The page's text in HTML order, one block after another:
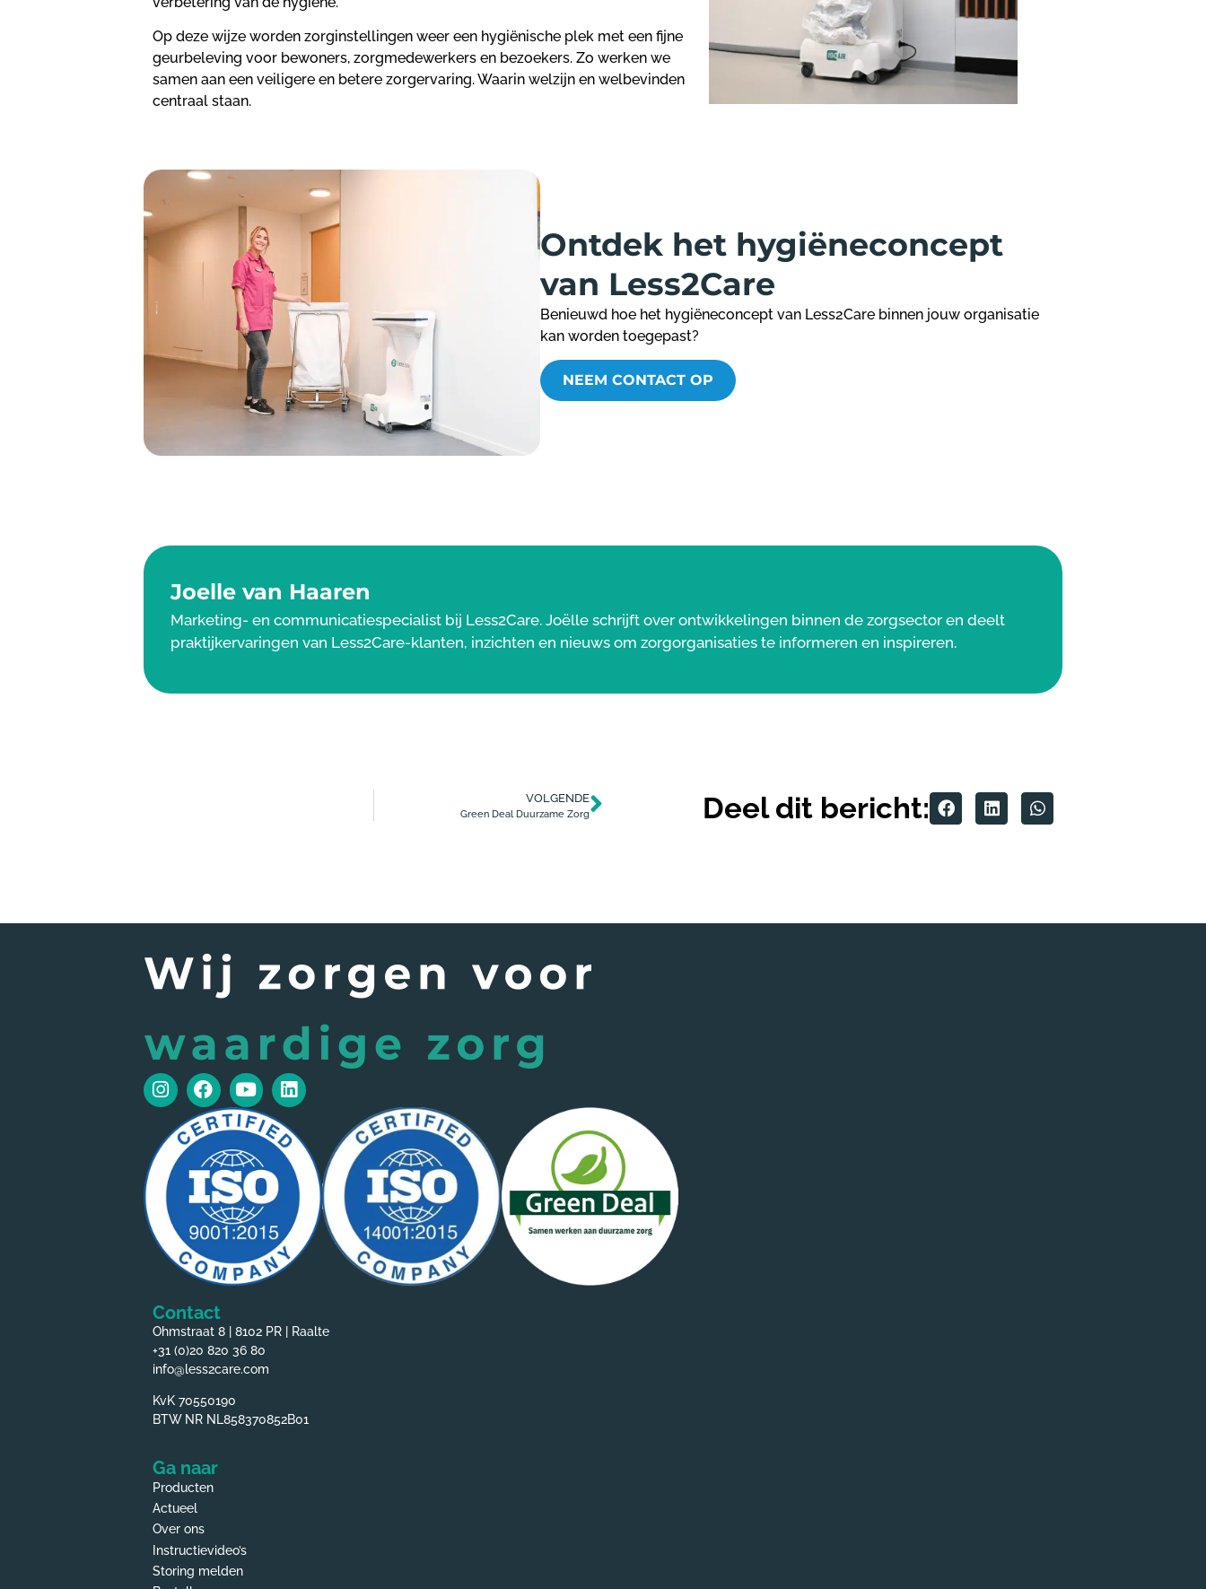
Op deze wijze worden zorginstellingen weer een hygiënische plek met een fijne
geurbeleving voor bewoners, zorgmedewerkers en bezoekers. Zo werken we
samen aan een veiligere en betere zorgervaring. Waarin welzijn en welbevinden
centraal staan.
Ontdek het hygiëneconcept
van Less2Care
Benieuwd hoe het hygiëneconcept van Less2Care binnen jouw organisatie
kan worden toegepast?
NEEM CONTACT OP
Joelle van Haaren
Marketing- en communicatiespecialist bij Less2Care. Joëlle schrijft over ontwikkelingen binnen de zorgsector en deelt
praktijkervaringen van Less2Care-klanten, inzichten en nieuws om zorgorganisaties te informeren en inspireren.
VOLGENDE
Green Deal Duurzame Zorg Deel dit bericht:
Contact
Ohmstraat 8 | 8102 PR | Raalte
+31 (0)20 820 36 80
info@less2care.com
KvK 70550190
BTW NR NL858370852B01
Ga naar
Producten
Actueel
Over ons
Instructievideo’s
Storing melden